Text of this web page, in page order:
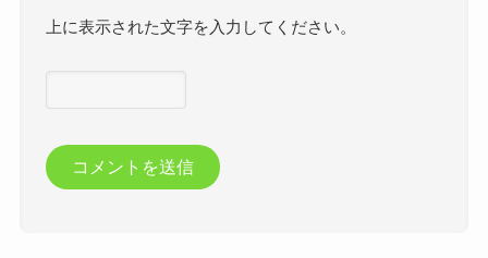
上に表示された文字を入力してください。